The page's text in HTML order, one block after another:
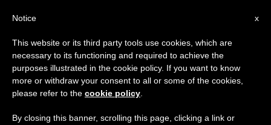
"وثيقة عمان"، خارطة طريق لمستقبل
x
Notice
This website or its third party tools use cookies, which are
necessary to its functioning and required to achieve the
purposes illustrated in the cookie policy. If you want to know
more or withdraw your consent to all or some of the cookies,
please refer to the cookie policy
By closing this banner, scrolling this page, clicking a link or